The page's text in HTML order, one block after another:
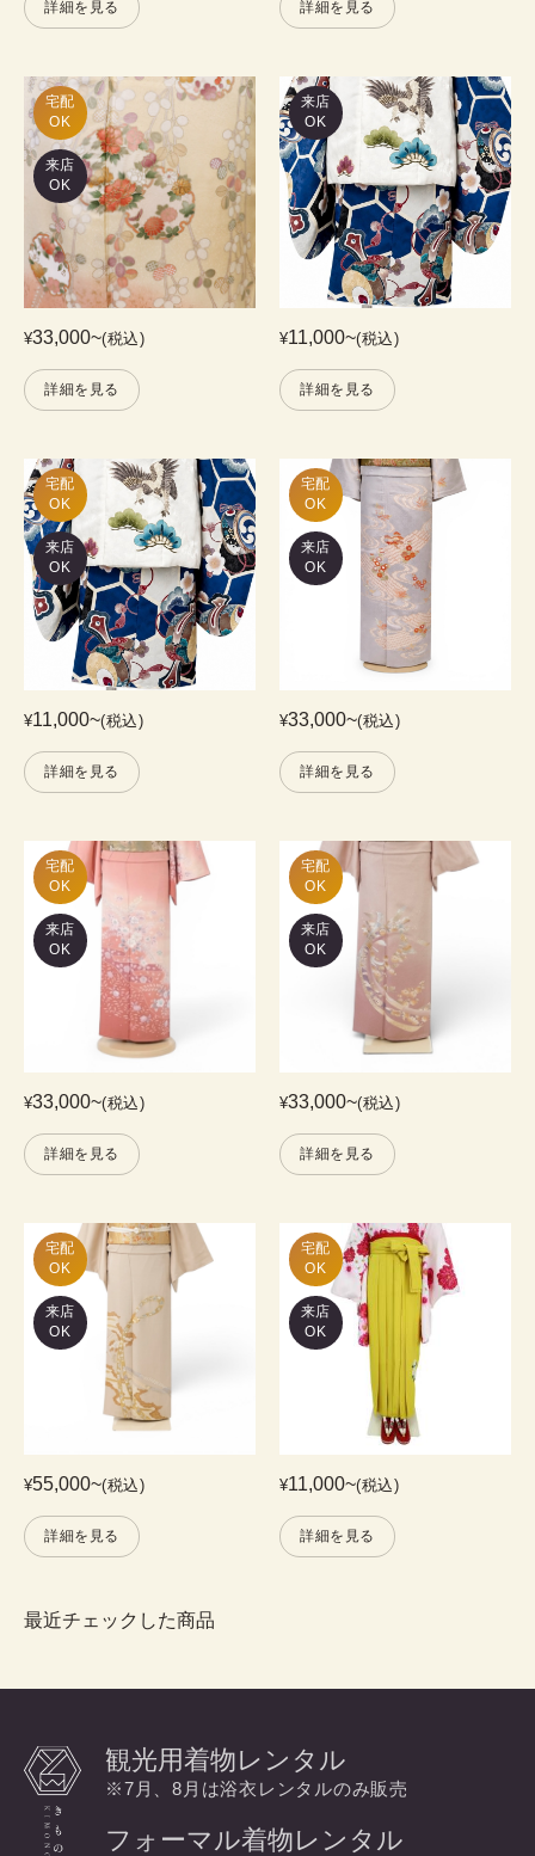
詳細を見る 詳細を見る
宅配
OK
来店
OK
¥33,000~(税込)
詳細を見る
来店
OK
¥11,000~(税込)
詳細を見る
宅配
OK
来店
OK
¥11,000~(税込)
詳細を見る
宅配
OK
来店
OK
¥33,000~(税込)
詳細を見る
宅配
OK
来店
OK
¥33,000~(税込)
詳細を見る
宅配
OK
来店
OK
¥33,000~(税込)
詳細を見る
宅配
OK
来店
OK
¥55,000~(税込)
詳細を見る
宅配
OK
来店
OK
¥11,000~(税込)
詳細を見る
最近チェックした商品
観光用着物レンタル
※7月、8月は浴衣レンタルのみ販売
フォーマル着物レンタル